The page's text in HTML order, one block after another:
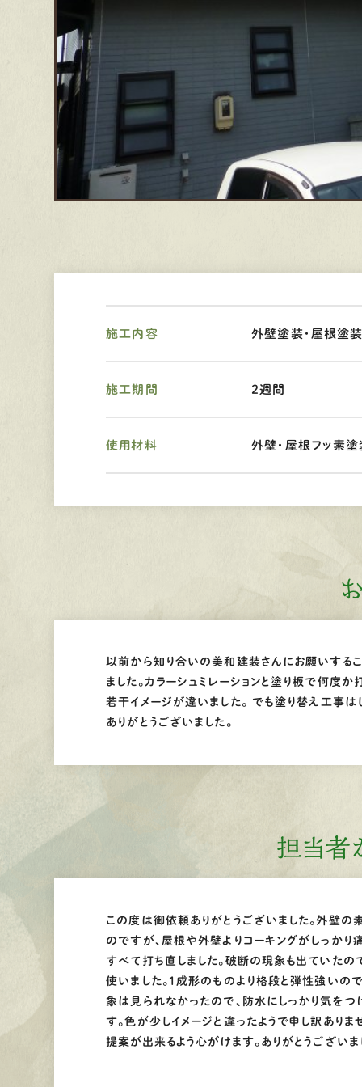
施工内容 外壁塗装・屋根塗
施工期間 ２週間
使用材料 外壁・屋根フッ素塗
以前から知り合いの美和建装さんにお願いする
ました。カラーシュミレーションと塗り板で何度
若干イメージが違いました。 でも塗り替え工事
ありがとうございました。
担当者
この度は御依頼ありがとうございました。外壁の
のですが、屋根や外壁よりコーキングがしっかり
すべて打ち直しました。破断の現象も出ていたの
使いました。１成形のものより格段と弾性強いの
象は見られなかったので、防水にしっかり気を
す。色が少しイメージと違ったようで申し訳ありま
提案が出来るよう心がけます。ありがとうございま